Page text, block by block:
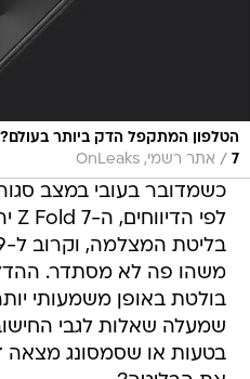
7
/ אתר רשמי, OnLeaks
כשמדובר בעובי במצב
משהו פה לא מסתדר.
בולטת באופן משמעותי
שמעלה שאלות לגבי
בטעות או שסמסונג